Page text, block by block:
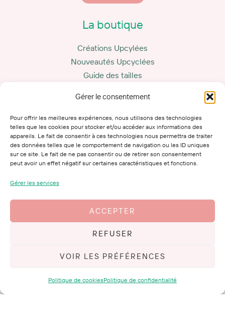
Gérer le consentement
Pour offrir les meilleures expériences, nous utilisons des technologies
telles que les cookies pour stocker et/ou accéder aux informations des
appareils. Le fait de consentir à ces technologies nous permettra de traiter
des données telles que le comportement de navigation ou les ID uniques
sur ce site. Le fait de ne pas consentir ou de retirer son consentement
peut avoir un effet négatif sur certaines caractéristiques et fonctions.
Gérer les services
ACCEPTER
REFUSER
VOIR LES PRÉFÉRENCES
Politique de cookiesPolitique de confidentialité
La boutique
Créations Upcylées
Nouveautés Upcyclées
Guide des tailles
La marque
Le Marcotte Club
Mes conseils
Mon histoire
Mentions Légales
Confidentialité
Politique de cookies